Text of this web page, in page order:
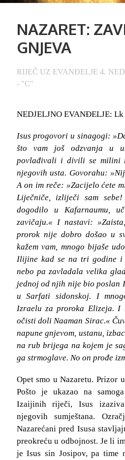
NAZARET:
GNJEVA
RIJEČ UZ EVANĐELJE 4.
- "C"
NEDJELJNO EVANĐELJE: Lk
Isus progovori u sinagogi:
što vam još odzvanja u
povlađivali i divili se milini
njegovih usta. Govorahu:
A on im reče: »Zacijelo ćete
Liječniče, izliječi sam
dogodilo u Kafarnaumu,
zavičaju.« I nastavi:
prorok nije dobro došao u
kažem vam, mnogo bijaše
Ilijine kad se na tri godine i
nebo pa zavladala velika
jednoj od njih nije bio poslan
u Sarfati sidonskoj. I
Izraelu za proroka Elizeja.
očisti doli Naaman Sirac.«
napune gnjevom, ustanu,
na rub brijega na kojem je
ga strmoglave. No on prođe
Opet smo u Nazaretu. Prizor
Pošto je ukazao na
Izaijinih riječi, Isus
njegovih sumještana.
Nazarećani pred Isusa
preokreću u odbojnost. Je li
je Isus sin Josipov, pa time